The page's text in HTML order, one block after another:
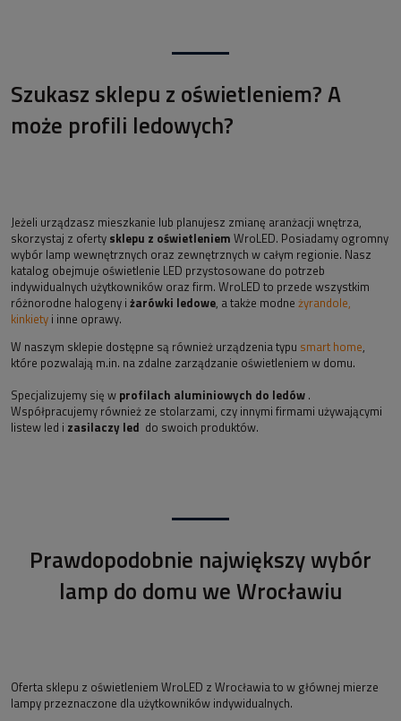
Szukasz sklepu z oświetleniem? A
może profili ledowych?
Jeżeli urządzasz mieszkanie lub planujesz zmianę aranżacji wnętrza,
skorzystaj z oferty sklepu z oświetleniem WroLED. Posiadamy ogromny
wybór lamp wewnętrznych oraz zewnętrznych w całym regionie. Nasz
katalog obejmuje oświetlenie LED przystosowane do potrzeb
indywidualnych użytkowników oraz firm. WroLED to przede wszystkim
różnorodne halogeny i żarówki ledowe, a także modne żyrandole,
kinkiety i inne oprawy.
W naszym sklepie dostępne są również urządzenia typu smart home,
które pozwalają m.in. na zdalne zarządzanie oświetleniem w domu.
Specjalizujemy się w profilach aluminiowych do ledów .
Współpracujemy również ze stolarzami, czy innymi firmami używającymi
listew led i zasilaczy led do swoich produktów.
Prawdopodobnie największy wybór
lamp do domu we Wrocławiu
Oferta sklepu z oświetleniem WroLED z Wrocławia to w głównej mierze
lampy przeznaczone dla użytkowników indywidualnych.